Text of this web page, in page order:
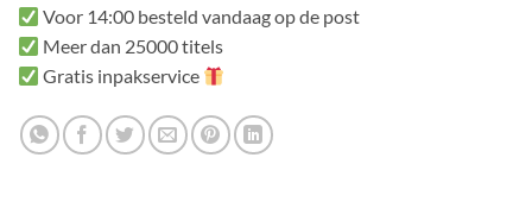
Voor 14:00 besteld vandaag op de post
Meer dan 25000 titels
Gratis inpakservice